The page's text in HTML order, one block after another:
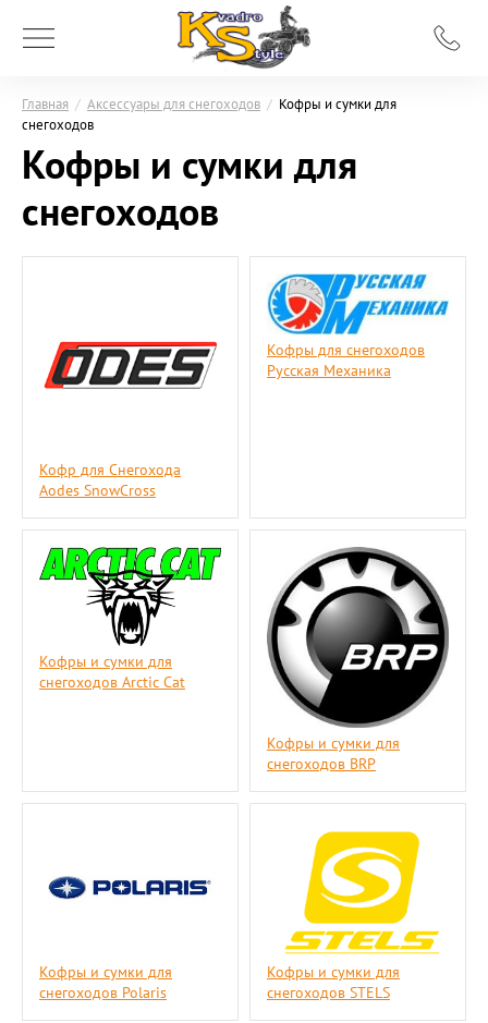
Главная / Аксессуары для снегоходов / Кофры и сумки для
снегоходов
Кофры и сумки для
снегоходов
Кофр для Снегохода
Aodes SnowCross
Кофры для снегоходов
Русская Механика
Кофры и сумки для
снегоходов Arctic Cat
Кофры и сумки для
снегоходов BRP
Кофры и сумки для
снегоходов Polaris
Кофры и сумки для
снегоходов STELS